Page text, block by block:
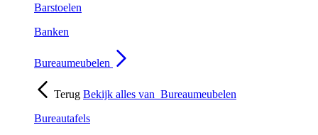
Barstoelen
Banken
Bureaumeubelen
Terug Bekijk alles van Bureaumeubelen
Bureautafels